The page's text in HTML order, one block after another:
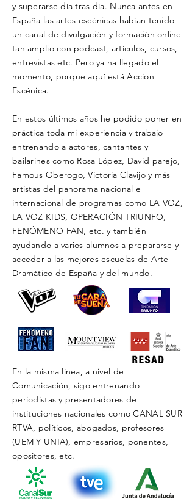
y superarse díatras día. Nunca antes en
España las artes escénicas habían tenido
un canal de divulgación y formación online
tan ampliocon podcast, artículos, cursos,
entrevistas etc. Pero ya ha llegado el
momento, porque aquí está Accion
Escénica.
En estos últimos años he podido poner en
práctica toda mi experiencia y trabajo
entrenando a actores, cantantes y
bailarines como Rosa López, David parejo,
Famous Oberogo, Victoria Clavijo y más
artistas del panorama nacional e
internacional de programas como LA VOZ,
LA VOZ KIDS, OPERACIÓN TRIUNFO,
FENÓMENO FAN, etc. y también
ayudando a varios alumnos a prepararse y
acceder a las mejores escuelas de Arte
Dramático de España y del mundo.
En la misma linea, a nivel de
Comunicación, sigo entrenando
periodistas y presentadores de
instituciones nacionales como CANAL SUR
RTVA, políticos, abogados, profesores
(UEM Y UNIA), empresarios, ponentes,
opositores, etc.